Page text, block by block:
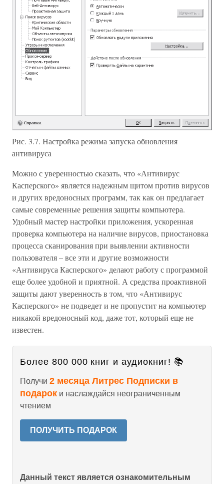
Рис. 3.7. Настройка режима запуска обновления
антивируса
Можно с уверенностью сказать, что «Антивирус
Касперского» является надежным щитом против вирусов
и других вредоносных программ, так как он предлагает
самые современные решения защиты компьютера.
Удобный мастер настройки приложения, ускоренная
проверка компьютера на наличие вирусов, приостановка
процесса сканирования при выявлении активности
пользователя – все эти и другие возможности
«Антивируса Касперского» делают работу с программой
еще более удобной и приятной. А средства проактивной
защиты дают уверенность в том, что «Антивирус
Касперского» не подведет и не пропустит на компьютер
никакой вредоносный код, даже тот, который еще не
известен.
Более 800 000 книг и аудиокниг! 📚
Получи 2 месяца Литрес Подписки в
подарок и наслаждайся неограниченным
чтением
ПОЛУЧИТЬ ПОДАРОК
Данный текст является ознакомительным